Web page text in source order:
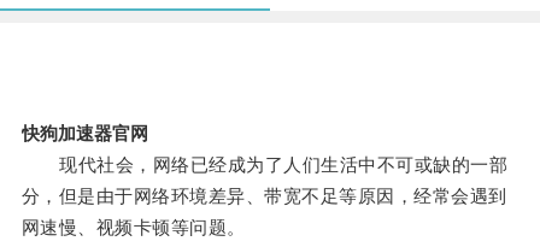
快狗加速器官网
现代社会，网络已经成为了人们生活中不可或缺的一部
分，但是由于网络环境差异、带宽不足等原因，经常会遇到
网速慢、视频卡顿等问题。